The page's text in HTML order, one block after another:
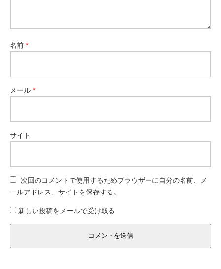
名前 *
メール *
サイト
次回のコメントで使用するためブラウザーに自分の名前、メ
ールアドレス、サイトを保存する。
新しい投稿をメールで受け取る